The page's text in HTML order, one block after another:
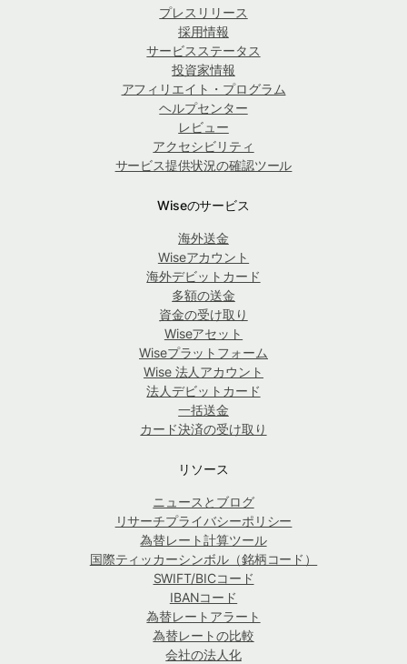
プレスリリース
採用情報
サービスステータス
投資家情報
アフィリエイト・プログラム
ヘルプセンター
レビュー
アクセシビリティ
サービス提供状況の確認ツール
Wiseのサービス
海外送金
Wiseアカウント
海外デビットカード
多額の送金
資金の受け取り
Wiseアセット
Wiseプラットフォーム
Wise 法人アカウント
法人デビットカード
一括送金
カード決済の受け取り
リソース
ニュースとブログ
リサーチプライバシーポリシー
為替レート計算ツール
国際ティッカーシンボル（銘柄コード）
SWIFT/BICコード
IBANコード
為替レートアラート
為替レートの比較
会社の法人化